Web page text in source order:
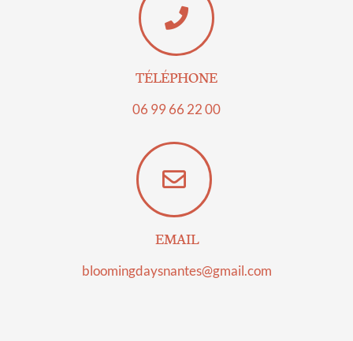
TÉLÉPHONE
06 99 66 22 00​
EMAIL
bloomingdaysnantes@gmail.com